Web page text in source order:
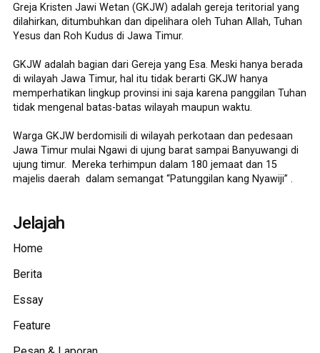
Greja Kristen Jawi Wetan (GKJW) adalah gereja teritorial yang
dilahirkan, ditumbuhkan dan dipelihara oleh Tuhan Allah, Tuhan
Yesus dan Roh Kudus di Jawa Timur.
GKJW adalah bagian dari Gereja yang Esa. Meski hanya berada
di wilayah Jawa Timur, hal itu tidak berarti GKJW hanya
memperhatikan lingkup provinsi ini saja karena panggilan Tuhan
tidak mengenal batas-batas wilayah maupun waktu.
Warga GKJW berdomisili di wilayah perkotaan dan pedesaan
Jawa Timur mulai Ngawi di ujung barat sampai Banyuwangi di
ujung timur. Mereka terhimpun dalam 180 jemaat dan 15
majelis daerah dalam semangat “Patunggilan kang Nyawiji” .
Jelajah
Home
Berita
Essay
Feature